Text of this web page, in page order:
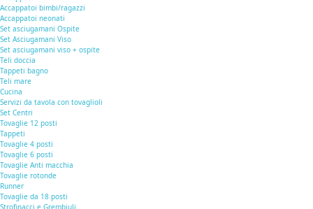
Accappatoi bimbi/ragazzi
Accappatoi neonati
Set asciugamani Ospite
Set Asciugamani Viso
Set asciugamani viso + ospite
Teli doccia
Tappeti bagno
Teli mare
Cucina
Servizi da tavola con tovaglioli
Set Centri
Tovaglie 12 posti
Tappeti
Tovaglie 4 posti
Tovaglie 6 posti
Tovaglie Anti macchia
Tovaglie rotonde
Runner
Tovaglie da 18 posti
Strofinacci e Grembiuli